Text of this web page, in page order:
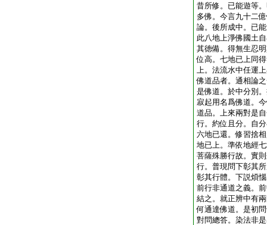
昔所修。已能遊等
多佛。今言九十二
論。後所成中。已
此八地上淨佛國土
其徳備。得無生忍
位高。七地已上同
上。法流水中任運
佛道品者。通相論
是佛道。於中分別
寂起用名爲佛道。
道品。上來兩對是
行。約位且分。自
六地已還。修習捨
地已上。準依地經
菩薩殊勝行故。實
行。普現問下彰其
彰其行體。下説煩
前行非通道之義。
結之。就正辨中有
何通達佛道。是初
對問總答。染法非